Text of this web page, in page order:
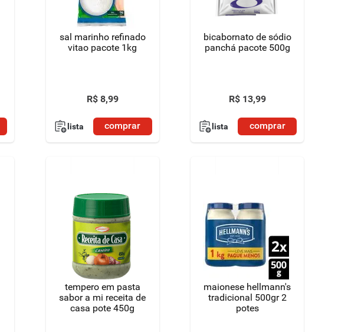
sal marinho refinado
vitao pacote 1kg
R$ 8,99
lista comprar
bicabornato de sódio
panchá pacote 500g
R$ 13,99
lista comprar
tempero em pasta
sabor a mi receita de
casa pote 450g
maionese hellmann's
tradicional 500gr 2
potes